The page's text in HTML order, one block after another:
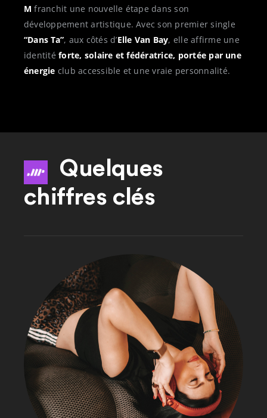
M franchit une nouvelle étape dans son
développement artistique. Avec son premier single
“Dans Ta”, aux côtés d’Elle Van Bay, elle affirme une
identitéforte, solaire et fédératrice, portée par une
énergie club accessible et une vraie personnalité.
Quelques
chiffres clés